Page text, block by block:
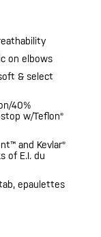
on elbows
& select
40%
w/Teflon®
and Kevlar®
of E.I. du
epaulettes